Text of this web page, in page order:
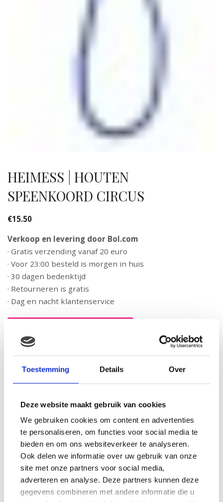
Toestemming Details Over
Deze website maakt gebruik van cookies
We gebruiken cookies om content en advertenties
te personaliseren, om functies voor social media te
bieden en om ons websiteverkeer te analyseren.
Ook delen we informatie over uw gebruik van onze
site met onze partners voor social media,
adverteren en analyse. Deze partners kunnen deze
gegevens combineren met andere informatie die u
HEIMESS | HOUTEN
SPEENKOORD CIRCUS
€15.50
Verkoop en levering door Bol.com
· Gratis verzending vanaf 20 euro
· Voor 23:00 besteld is morgen in huis
· 30 dagen bedenktijd
· Retourneren is gratis
· Dag en nacht klantenservice
Artikelnummer:4011534356804Categorieën:Bol.com,Heimess,
Houten speelgoed
Kraamcadeau
Beschrijving Aanvullende informatie Beoordelingen (0)
Beschrijving
Speenkoord Circus
Aanvullende informatie
Webshop Bol.com